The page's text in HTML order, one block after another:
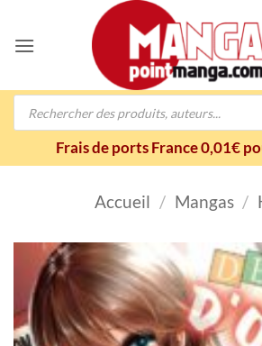
contenu
Recherche
Frais de ports France 0,01€
Accueil / Mangas /